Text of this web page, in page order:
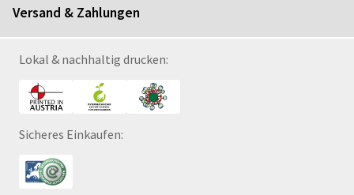
Versand & Zahlungen
Lokal & nachhaltig drucken:
Sicheres Einkaufen: